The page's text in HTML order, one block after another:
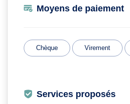
Moyens de paiement
Chèque Virement
Services proposés